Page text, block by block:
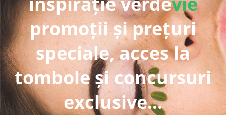
promoții și prețuri
speciale, acces la
tombole și concursuri
exclusive...